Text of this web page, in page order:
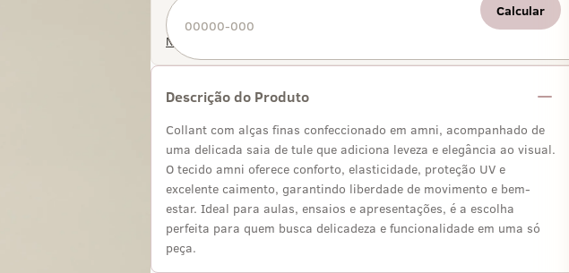
Calcular
Não sei meu CEP
Descrição do Produto
Collant com alças finas confeccionado em amni, acompanhado de
uma delicada saia de tule que adiciona leveza e elegância ao visual.
O tecido amni oferece conforto, elasticidade, proteção UV e
excelente caimento, garantindo liberdade de movimento e bem-
estar. Ideal para aulas, ensaios e apresentações, é a escolha
perfeita para quem busca delicadeza e funcionalidade em uma só
peça.